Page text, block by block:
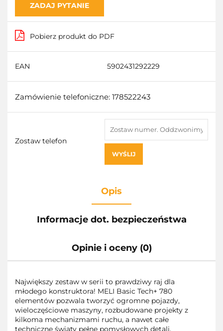
ZADAJ PYTANIE
Pobierz produkt do PDF
EAN 5902431292229
Zamówienie telefoniczne: 178522243
Zostaw telefon
WYŚLIJ
Opis
Informacje dot. bezpieczeństwa
Opinie i oceny (0)
Największy zestaw w serii to prawdziwy raj dla
młodego konstruktora! MELI Basic Tech+ 780
elementów pozwala tworzyć ogromne pojazdy,
wieloczęściowe maszyny, rozbudowane projekty z
kilkoma mechanizmami ruchu, a nawet całe
techniczne światy pełne pomysłowych detali.